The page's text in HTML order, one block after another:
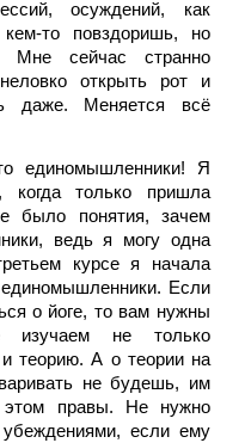
осуждений, как
то повздоришь, но
Мне сейчас странно
открыть рот и
даже. Меняется всё
единомышленники! Я
когда только пришла
было понятия, зачем
ведь я могу одна
курсе я начала
Если
о йоге, то вам нужны
изучаем не только
теорию. А о теории на
не будешь, им
правы. Не нужно
убеждениями, если ему